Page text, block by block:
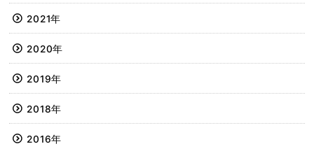
2021年
2020年
2019年
2018年
2016年